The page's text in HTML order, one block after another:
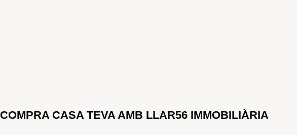
COMPRA CASA TEVA AMB LLAR56 IMMOBILIÀRIA